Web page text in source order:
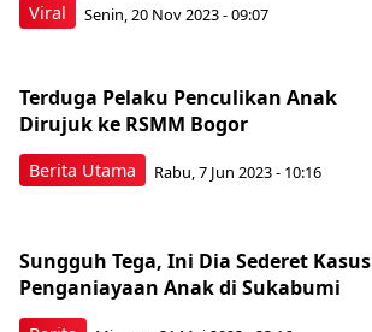
Viral Senin, 20 Nov 2023 - 09:07
Berita Utama
Terduga Pelaku Penculikan Anak
Dirujuk ke RSMM Bogor
Rabu, 7 Jun 2023 - 10:16
Sungguh Tega, Ini Dia Sederet Kasus
Penganiayaan Anak di Sukabumi